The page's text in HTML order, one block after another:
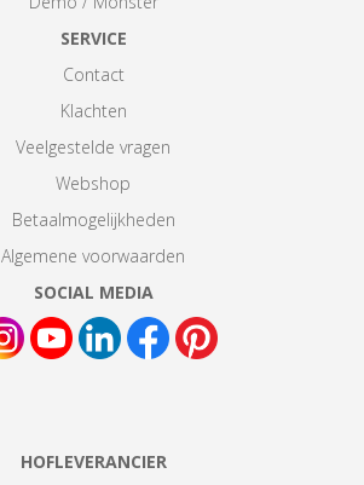
SERVICE
Contact
Klachten
Veelgestelde vragen
Webshop
Betaalmogelijkheden
Algemene voorwaarden
SOCIAL MEDIA
HOFLEVERANCIER